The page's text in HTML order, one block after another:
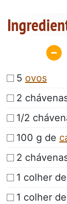
5 ovos
2
1/2
100 g de
2
1 colher de
1 colher